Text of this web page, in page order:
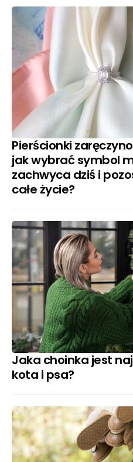
Pierścionki
jak wybrać symbol
zachwyca dziś i
całe życie?
Jaka choinka jest
kota i psa?